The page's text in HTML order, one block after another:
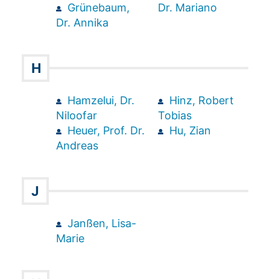
Grünebaum,
Dr. Annika
Dr. Mariano
H
Hamzelui, Dr.
Niloofar
Heuer, Prof. Dr.
Andreas
Hinz, Robert
Tobias
Hu, Zian
J
Janßen, Lisa-
Marie